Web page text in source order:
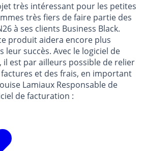
très intéressant pour les petites
très fiers de faire partie des
à ses clients Business Black.
produit aidera encore plus
leur succès. Avec le logiciel de
est par ailleurs possible de relier
et des frais, en important
Lamiaux Responsable de
de facturation :